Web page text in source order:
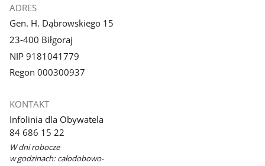
ADRES
Gen. H. Dąbrowskiego 15
23-400 Biłgoraj
NIP 9181041779
Regon 000300937
KONTAKT
Infolinia dla Obywatela
84 686 15 22
W dni robocze
w godzinach: całodobowo-